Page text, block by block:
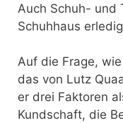
Auch Schuh- und
Schuhhaus
Auf die Frage,
das von Lutz
er drei Faktoren
Kundschaft, die